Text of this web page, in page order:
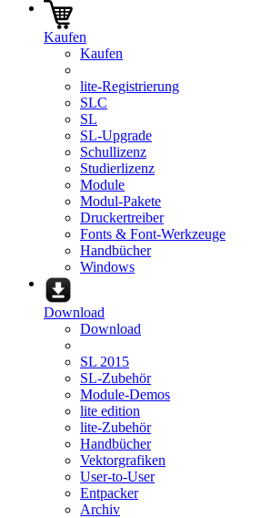
Kaufen
Kaufen
lite-Registrierung
SLC
SL
SL-Upgrade
Schullizenz
Studierlizenz
Module
Modul-Pakete
Druckertreiber
Fonts & Font-Werkzeuge
Handbücher
Windows
Download
Download
SL 2015
SL-Zubehör
Module-Demos
lite edition
lite-Zubehör
Handbücher
Vektorgrafiken
User-to-User
Entpacker
Archiv